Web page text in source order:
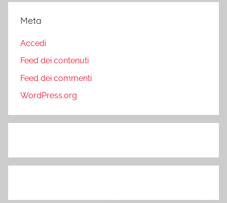
Meta
Accedi
Feed dei contenuti
Feed dei commenti
WordPress.org